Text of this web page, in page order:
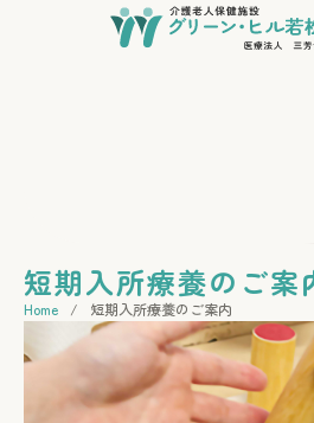
短期入所療養のご案
Home / 短期入所療養のご案内